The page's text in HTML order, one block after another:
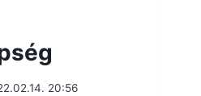
20:56